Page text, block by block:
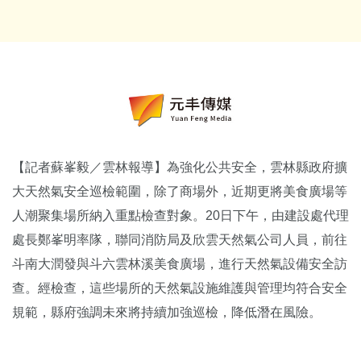
【記者蘇峯毅／雲林報導】為強化公共安全，雲林縣政府擴
大天然氣安全巡檢範圍，除了商場外，近期更將美食廣場等
人潮聚集場所納入重點檢查對象。20日下午，由建設處代理
處長鄭峯明率隊，聯同消防局及欣雲天然氣公司人員，前往
斗南大潤發與斗六雲林溪美食廣場，進行天然氣設備安全訪
查。經檢查，這些場所的天然氣設施維護與管理均符合安全
規範，縣府強調未來將持續加強巡檢，降低潛在風險。